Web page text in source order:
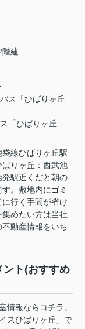
階建
ス「ひばりヶ丘
「ひばりヶ丘
線ひばりヶ丘駅
りヶ丘：西武池
駅近くだと朝の
。敷地内にゴミ
行く手間が省け
めたい方は当社
動産情報をいち
ント(おすすめ
情報ならコチラ。
スひばりヶ丘」で